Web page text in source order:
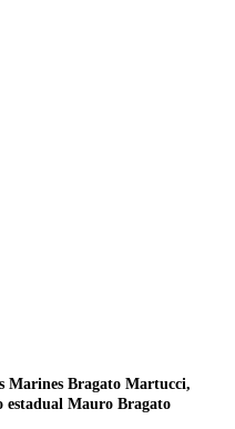
Marines Bragato Martucci,
estadual Mauro Bragato